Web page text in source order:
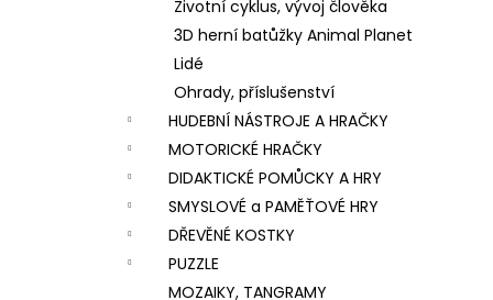
Životní cyklus, vývoj člověka
3D herní batůžky Animal Planet
Lidé
Ohrady, příslušenství
HUDEBNÍ NÁSTROJE A HRAČKY
MOTORICKÉ HRAČKY
DIDAKTICKÉ POMŮCKY A HRY
SMYSLOVÉ a PAMĚŤOVÉ HRY
DŘEVĚNÉ KOSTKY
PUZZLE
MOZAIKY, TANGRAMY